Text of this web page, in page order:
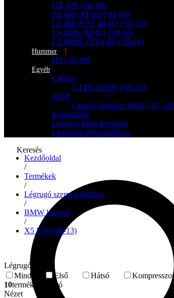
GX 470 (’01-09)
LS 430 (XF30) (’03-09)
LS 460 (USF 40/41) (’07-12)
LS 600h (XF41) (’08-16)
LS 600hL (UVF46) (’08-16)
Hummer
H2 (’03-09)
Egyéb
Citroen
C4 PICASSO (’06-13)
JEEP
Grand Cherokee WK2 (’11- 19)
Kiegészítők
Légrugó hibajelenségek
Légrugók teherautókhoz
Keresés
Kezdőoldal
/
Termékek
/
Légrugó személyautóhoz
/
BMW légrugó
/
X5 E70 ('06-13)
Légrugó típusa
Mind
Első Hátsó
Kompresszor
10termék található
Nézet